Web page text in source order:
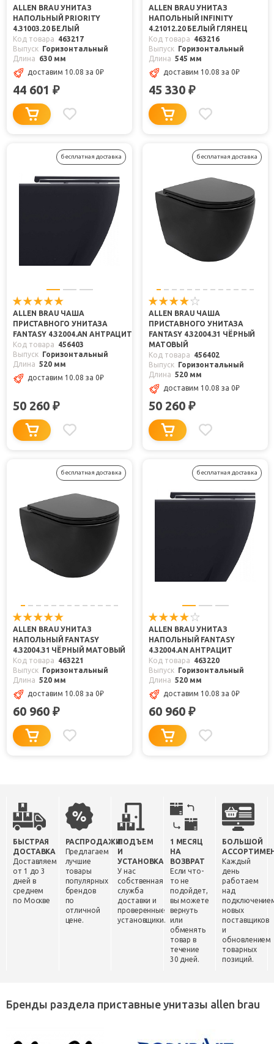
ALLEN BRAU УНИТАЗ
НАПОЛЬНЫЙ PRIORITY
4.31003.20 БЕЛЫЙ
Код товара
463217
Выпуск Горизонтальный
Длина
630 мм
доставим 10.08 за 0₽
44 601 ₽
ALLEN BRAU УНИТАЗ
НАПОЛЬНЫЙ INFINITY
4.21012.20 БЕЛЫЙ ГЛЯНЕЦ
Код товара
463216
Выпуск Горизонтальный
Длина 545 мм
доставим 10.08 за 0₽
45 330 ₽
бесплатная доставка
ALLEN BRAU ЧАША
ПРИСТАВНОГО УНИТАЗА
FANTASY 4.32004.AN АНТРАЦИТ
Код товара
456403
Выпуск Горизонтальный
Длина 520 мм
доставим 10.08 за 0₽
50 260 ₽
бесплатная доставка
ALLEN BRAU ЧАША
ПРИСТАВНОГО УНИТАЗА
FANTASY 4.32004.31 ЧЁРНЫЙ
МАТОВЫЙ
Код товара
456402
Выпуск Горизонтальный
Длина 520 мм
доставим 10.08 за 0₽
50 260 ₽
бесплатная доставка
ALLEN BRAU УНИТАЗ
НАПОЛЬНЫЙ FANTASY
4.32004.31 ЧЁРНЫЙ МАТОВЫЙ
Код товара
463221
Выпуск Горизонтальный
Длина 520 мм
доставим 10.08 за 0₽
60 960 ₽
бесплатная доставка
ALLEN BRAU УНИТАЗ
НАПОЛЬНЫЙ FANTASY
4.32004.AN АНТРАЦИТ
Код товара
463220
Выпуск Горизонтальный
Длина 520 мм
доставим 10.08 за 0₽
60 960 ₽
БЫСТРАЯ
ДОСТАВКА
Доставляем
от 1 до 3
дней в
среднем
по Москве
РАСПРОДАЖИ
Предлагаем
лучшие
товары
популярных
брендов
по
отличной
цене.
ПОДЪЕМ
И
УСТАНОВКА
У нас
собственная
служба
доставки и
проверенные
установщики.
1 МЕСЯЦ
НА
ВОЗВРАТ
Если что-
то не
подойдет,
вы можете
вернуть
или
обменять
товар в
течение
30 дней.
БОЛЬШОЙ
Каждый
день
работаем
над
новых
поставщиков
и
обновлением
товарных
позиций.
Бренды раздела приставные унитазы allen brau